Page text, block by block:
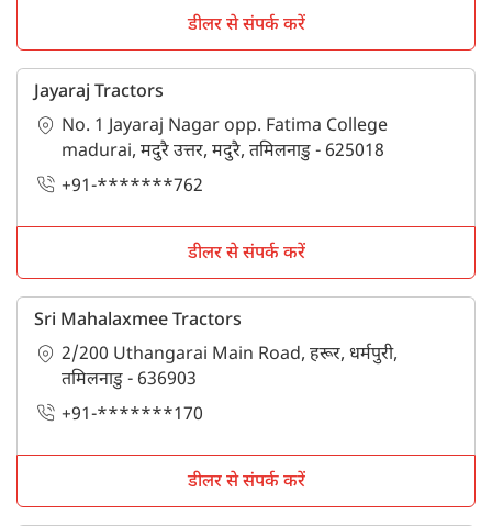
डीलर से संपर्क करें
Jayaraj Tractors
No. 1 Jayaraj Nagar opp. Fatima College
madurai, मदुरै उत्तर, मदुरै, तमिलनाडु - 625018
+91-*******762
डीलर से संपर्क करें
Sri Mahalaxmee Tractors
2/200 Uthangarai Main Road, हरूर, धर्मपुरी,
तमिलनाडु - 636903
+91-*******170
डीलर से संपर्क करें